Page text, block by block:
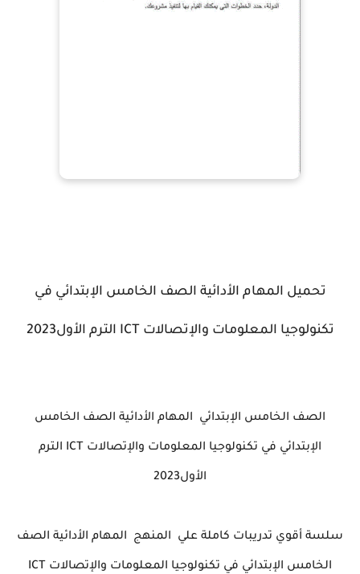
تحميل المهام الأدائية الصف الخامس الإبتدائي في
تكنولوجيا المعلومات والإتصالات ICT الترم الأول2023
الصف الخامس الإبتدائي المهام الأدائية الصف الخامس
الإبتدائي في تكنولوجيا المعلومات والإتصالات ICT الترم
الأول2023
سلسة أقوي تدريبات كاملة علي المنهج المهام الأدائية الصف
الخامس الإبتدائي في تكنولوجيا المعلومات والإتصالات ICT